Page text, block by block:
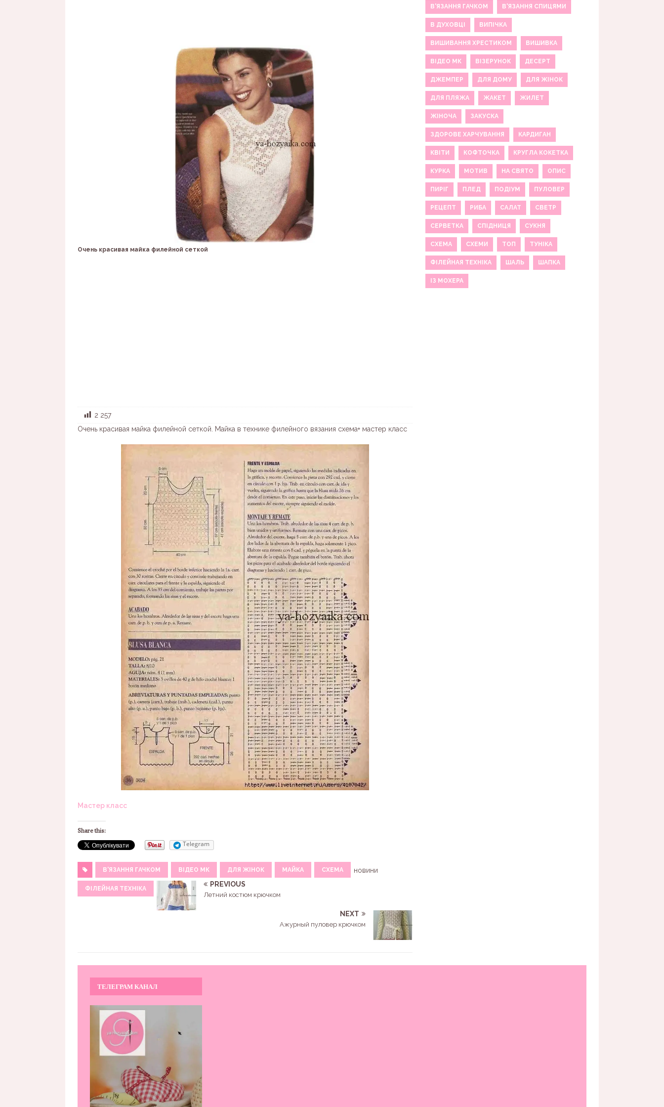
Очень красивая майка филейной сеткой
2 257
Очень красивая майка филейной сеткой. Майка в технике филейного вязания схема+ мастер класс
Мастер класс
Share this:
Telegram
В'ЯЗАННЯ ГАЧКОМ ВІДЕО МК ДЛЯ ЖІНОК МАЙКА СХЕМА
ФІЛЕЙНАЯ ТЕХНІКА
новини
PREVIOUS
Летний костюм крючком
NEXT
Ажурный пуловер крючком
В'ЯЗАННЯ ГАЧКОМ В'ЯЗАННЯ СПИЦЯМИ
В ДУХОВЦІ ВИПІЧКА
ВИШИВАННЯ ХРЕСТИКОМ ВИШИВКА
ВІДЕО МК ВІЗЕРУНОК ДЕСЕРТ
ДЖЕМПЕР ДЛЯ ДОМУ ДЛЯ ЖІНОК
ДЛЯ ПЛЯЖА ЖАКЕТ ЖИЛЕТ
ЖІНОЧА ЗАКУСКА
ЗДОРОВЕ ХАРЧУВАННЯ КАРДИГАН
КВІТИ КОФТОЧКА КРУГЛА КОКЕТКА
КУРКА МОТИВ НА СВЯТО ОПИС
ПИРІГ ПЛЕД ПОДІУМ ПУЛОВЕР
РЕЦЕПТ РИБА САЛАТ СВЕТР
СЕРВЕТКА СПІДНИЦЯ СУКНЯ
СХЕМА СХЕМИ ТОП ТУНІКА
ФІЛЕЙНАЯ ТЕХНІКА ШАЛЬ ШАПКА
ІЗ МОХЕРА
ТЕЛЕГРАМ КАНАЛ